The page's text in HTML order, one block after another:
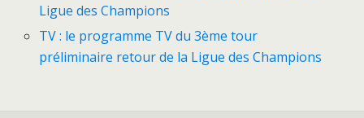
Ligue des Champions
TV : le programme TV du 3ème tour
préliminaire retour de la Ligue des Champions